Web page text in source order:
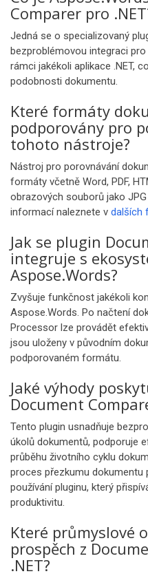
Comparer pro
Jedná se o specializovaný
bezproblémovou integraci
rámci jakékoli aplikace .NET,
podobnosti dokumentu.
Které formáty
podporovány pro
tohoto nástroje?
Nástroj pro porovnávání
formáty včetně Word, PDF,
obrazových souborů jako
informací naleznete v dalších
Jak se plugin
integruje s
Aspose.Words?
Zvyšuje funkčnost jakékoli
Aspose.Words. Po načtení
Processor lze provádět
jsou uloženy v původním
podporovaném formátu.
Jaké výhody
Document
Tento plugin usnadňuje
úkolů dokumentů, podporuje
průběhu životního cyklu
proces přezkumu dokumentu
používání pluginu, který
produktivitu.
Které průmyslové
prospěch z
.NET?